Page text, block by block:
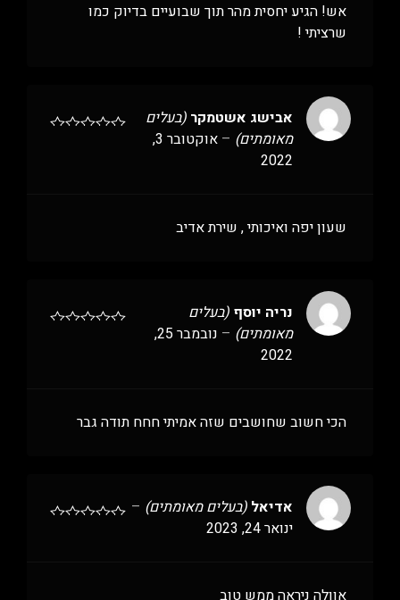
אש! הגיע יחסית מהר תוך שבועיים בדיוק כמו
שרציתי !
אבישג אשטמקר (בעלים
מאומתים) –
אוקטובר 3,
2022
שעון יפה ואיכותי , שירת אדיב
נריה יוסף (בעלים
מאומתים) –
נובמבר 25,
2022
הכי חשוב שחושבים שזה אמיתי חחח תודה גבר
אדיאל (בעלים מאומתים) –
ינואר 24, 2023
אוולה ניראה ממש טוב